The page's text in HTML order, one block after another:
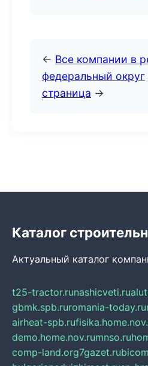
← Все компании в
федеральный округ
страница →
Каталог
Актуальный каталог
t25-tractor.runashicveti.ru
gbmk.spb.ruromania-today.ru
airheat-spb.ru
demo.home.nov.rumnso.ru
comp-land.org7gazet.ru